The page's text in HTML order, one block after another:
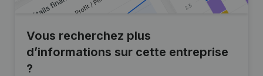
Vous recherchez plus
d’informations sur cette entreprise
?